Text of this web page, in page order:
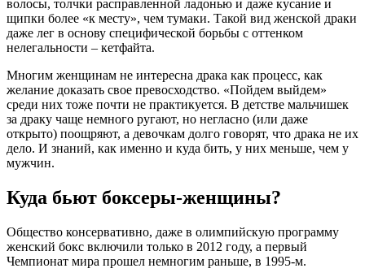
волосы, толчки расправленной ладонью и даже кусание и
щипки более «к месту», чем тумаки. Такой вид женской драки
даже лег в основу специфической борьбы с оттенком
нелегальности – кетфайта.
Многим женщинам не интересна драка как процесс, как
желание доказать свое превосходство. «Пойдем выйдем»
среди них тоже почти не практикуется. В детстве мальчишек
за драку чаще немного ругают, но негласно (или даже
открыто) поощряют, а девочкам долго говорят, что драка не их
дело. И знаний, как именно и куда бить, у них меньше, чем у
мужчин.
Куда бьют боксеры-женщины?
Общество консервативно, даже в олимпийскую программу
женский бокс включили только в 2012 году, а первый
Чемпионат мира прошел немногим раньше, в 1995-м.